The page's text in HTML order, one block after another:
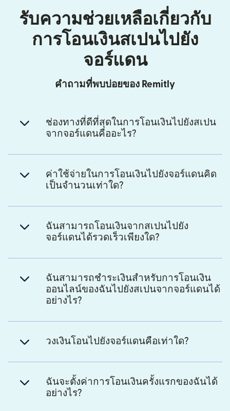
รับความช่วยเหลือเกี่ยวกับ
การโอนเงินสเปนไปยัง
จอร์แดน
คำถามที่พบบ่อยของ Remitly
ช่องทางที่ดีที่สุดในการโอนเงินไปยังสเปน
จากจอร์แดนคืออะไร?
ค่าใช้จ่ายในการโอนเงินไปยังจอร์แดนคิด
เป็นจำนวนเท่าใด?
ฉันสามารถโอนเงินจากสเปนไปยัง
จอร์แดนได้รวดเร็วเพียงใด?
ฉันสามารถชำระเงินสำหรับการโอนเงิน
ออนไลน์ของฉันไปยังสเปนจากจอร์แดนได้
อย่างไร?
วงเงินโอนไปยังจอร์แดนคือเท่าใด?
ฉันจะตั้งค่าการโอนเงินครั้งแรกของฉันได้
อย่างไร?